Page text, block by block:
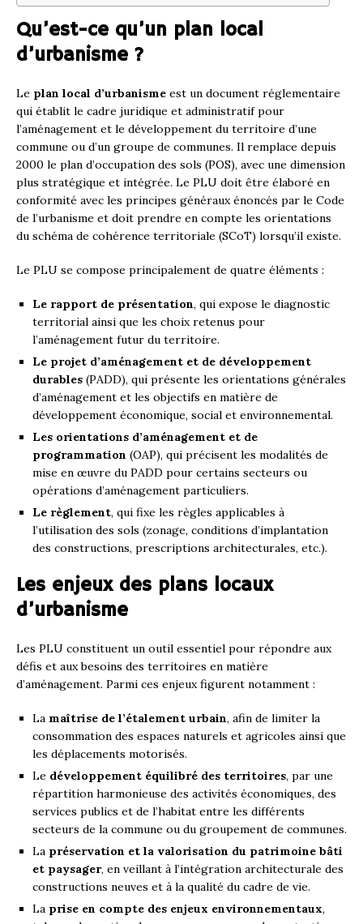
Qu’est-ce qu’un plan local
d’urbanisme ?
Le plan local d’urbanisme est un document réglementaire
qui établit le cadre juridique et administratif pour
l’aménagement et le développement du territoire d’une
commune ou d’un groupe de communes. Il remplace depuis
2000 le plan d’occupation des sols (POS), avec une dimension
plus stratégique et intégrée. Le PLU doit être élaboré en
conformité avec les principes généraux énoncés par le Code
de l’urbanisme et doit prendre en compte les orientations
du schéma de cohérence territoriale (SCoT) lorsqu’il existe.
Le PLU se compose principalement de quatre éléments :
Le rapport de présentation, qui expose le diagnostic
territorial ainsi que les choix retenus pour
l’aménagement futur du territoire.
Le projet d’aménagement et de développement
durables (PADD), qui présente les orientations générales
d’aménagement et les objectifs en matière de
développement économique, social et environnemental.
Les orientations d’aménagement et de
programmation (OAP), qui précisent les modalités de
mise en œuvre du PADD pour certains secteurs ou
opérations d’aménagement particuliers.
Le règlement, qui fixe les règles applicables à
l’utilisation des sols (zonage, conditions d’implantation
des constructions, prescriptions architecturales, etc.).
Les enjeux des plans locaux
d’urbanisme
Les PLU constituent un outil essentiel pour répondre aux
défis et aux besoins des territoires en matière
d’aménagement. Parmi ces enjeux figurent notamment :
La maîtrise de l’étalement urbain, afin de limiter la
consommation des espaces naturels et agricoles ainsi que
les déplacements motorisés.
Le développement équilibré des territoires, par une
répartition harmonieuse des activités économiques, des
services publics et de l’habitat entre les différents
secteurs de la commune ou du groupement de communes.
La préservation et la valorisation du patrimoine bâti
et paysager, en veillant à l’intégration architecturale des
constructions neuves et à la qualité du cadre de vie.
La prise en compte des enjeux environnementaux,